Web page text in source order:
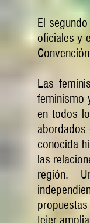
El
oficiales y
Las
feminismo
en todos
conocida
las
región.
tejer